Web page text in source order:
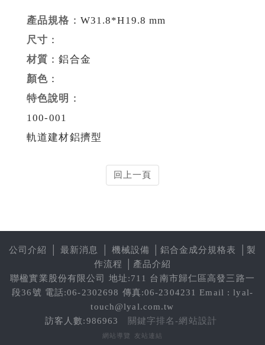
機械設備部件擠型
產品規格 ：W31.8*H19.8 mm
尺寸 ：
材質 ：鋁合金
顏色 ：
特色說明
：
100-001
軌道建材鋁擠型
回上一頁
公司介紹 最新消息 機械設備 鋁合金成分規格表
製
作流程
產品介紹
聯楹實業股份有限公司 地址:711 台南市歸仁區高發三路一
段36號 電話:06-2302698 傳真:06-2304231 Email : lyal-
touch@lyal.com.tw
訪客人數:986963
關鍵字排名-網站設計
網站導覽 友站連結